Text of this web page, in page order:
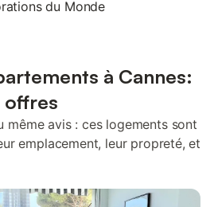
du Monde
à Cannes:
offres
même avis : ces logements sont
emplacement, leur propreté, et